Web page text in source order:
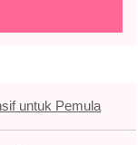
untuk Pemula